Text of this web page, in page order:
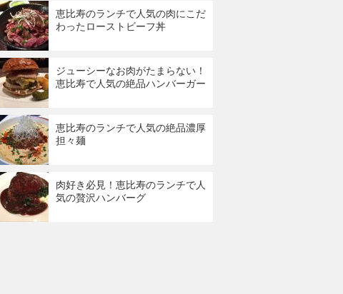
恵比寿のランチで人気の肉にこだ
わったローストビーフ丼
ジューシーなお肉がたまらない！
恵比寿で人気の絶品ハンバーガー
恵比寿のランチで人気の絶品濃厚
担々麺
肉好き必見！恵比寿のランチで人
気の贅沢ハンバーグ